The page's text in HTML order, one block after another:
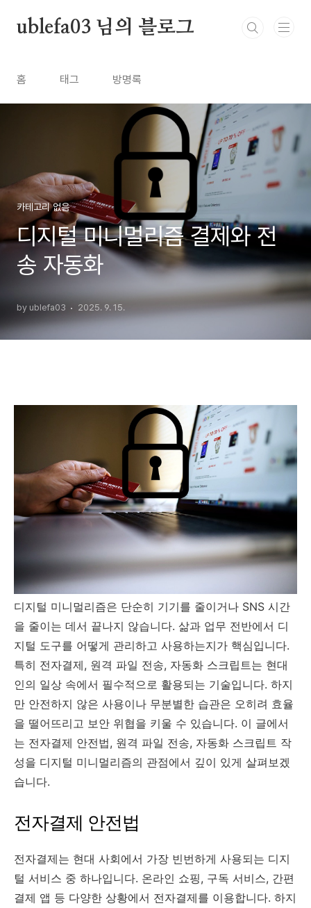
ublefa03 님의 블로그
홈 태그 방명록
카테고리 없음
디지털 미니멀리즘 결제와 전
송 자동화
by ublefa03 2025. 9. 15.
디지털 미니멀리즘은 단순히 기기를 줄이거나 SNS 시간
을 줄이는 데서 끝나지 않습니다. 삶과 업무 전반에서 디
지털 도구를 어떻게 관리하고 사용하는지가 핵심입니다.
특히 전자결제, 원격 파일 전송, 자동화 스크립트는 현대
인의 일상 속에서 필수적으로 활용되는 기술입니다. 하지
만 안전하지 않은 사용이나 무분별한 습관은 오히려 효율
을 떨어뜨리고 보안 위협을 키울 수 있습니다. 이 글에서
는 전자결제 안전법, 원격 파일 전송, 자동화 스크립트 작
성을 디지털 미니멀리즘의 관점에서 깊이 있게 살펴보겠
습니다.
전자결제 안전법
전자결제는 현대 사회에서 가장 빈번하게 사용되는 디지
털 서비스 중 하나입니다. 온라인 쇼핑, 구독 서비스, 간편
결제 앱 등 다양한 상황에서 전자결제를 이용합니다. 하지